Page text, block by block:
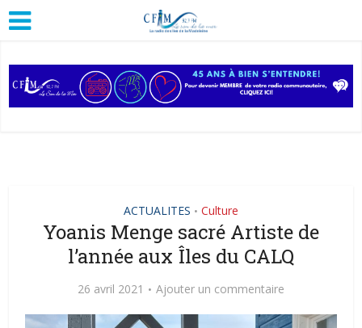
ACTUALITES • Culture
Yoanis Menge sacré Artiste de
l’année aux Îles du CALQ
26 avril 2021 Ajouter un commentaire